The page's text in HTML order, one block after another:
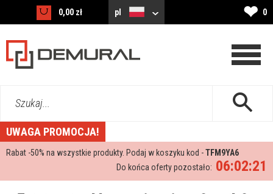
0,00 zł pl ❤ 0
Szukaj...
UWAGA PROMOCJA!
Rabat -50% na wszystkie produkty. Podaj w koszyku kod -TFM9YA6
06:02:19
Do końca oferty pozostało: